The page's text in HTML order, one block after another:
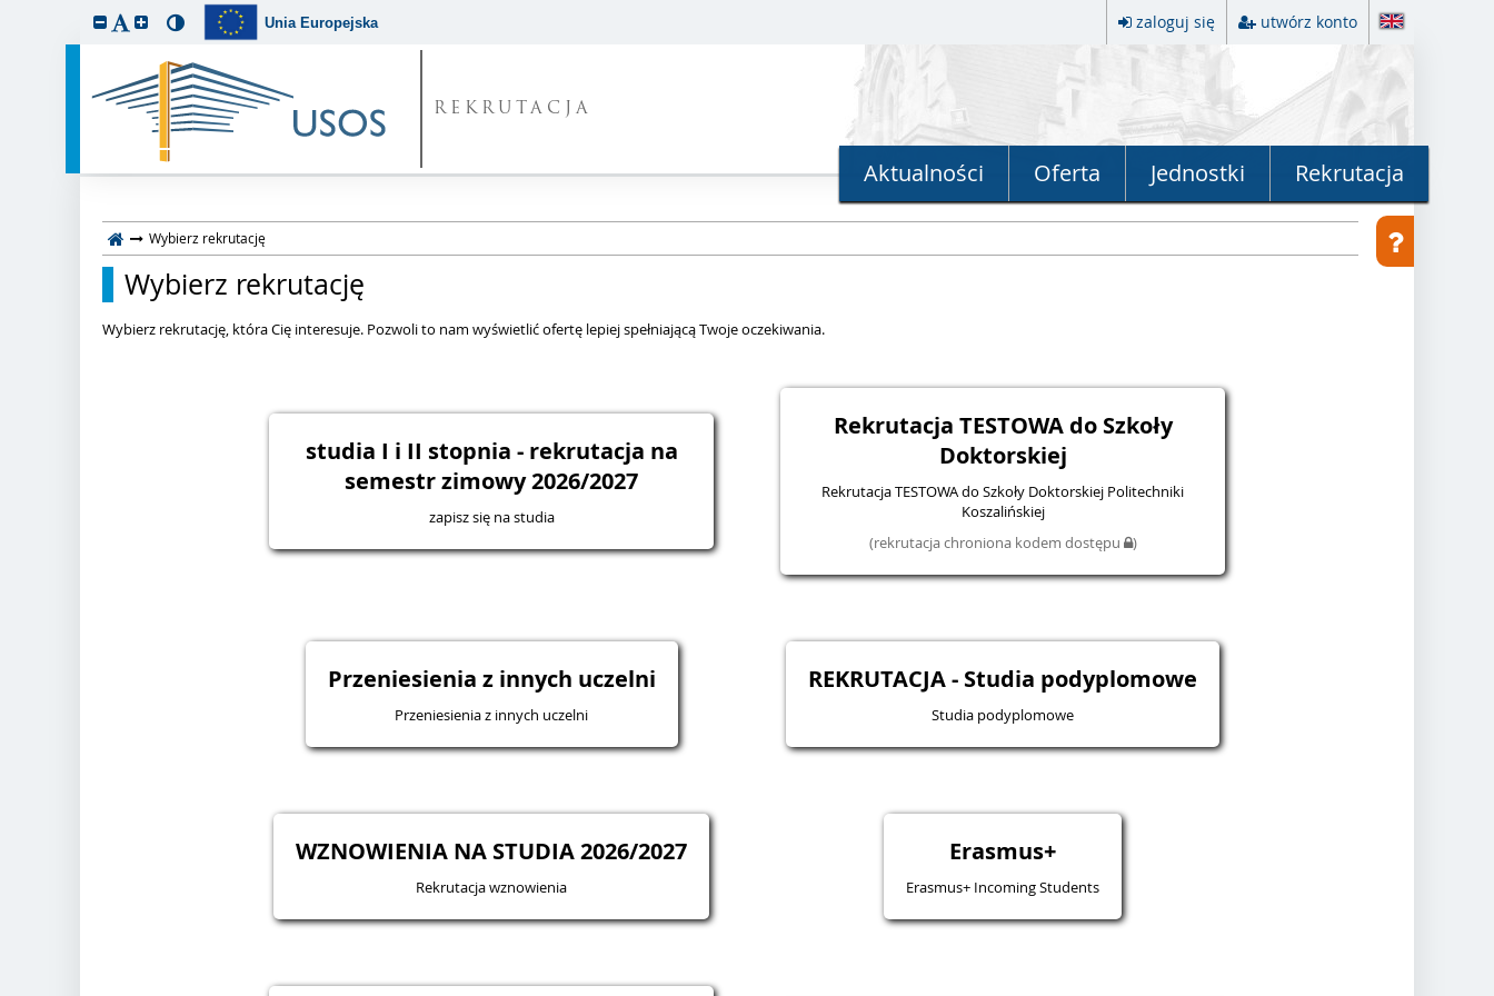
Unia Europejska zaloguj się utwórz konto
REKRUTACJA
Aktualności Oferta Jednostki Rekrutacja
Wybierz rekrutację
Wybierz rekrutację
Wybierz rekrutację, która Cię interesuje. Pozwoli to nam wyświetlić ofertę lepiej spełniającą Twoje oczekiwania.
studia I i II stopnia - rekrutacja na
semestr zimowy 2026/2027
zapisz się na studia
Rekrutacja TESTOWA do Szkoły
Doktorskiej
Rekrutacja TESTOWA do Szkoły Doktorskiej Politechniki
Koszalińskiej
(rekrutacja chroniona kodem dostępu
)
Przeniesienia z innych uczelni
Przeniesienia z innych uczelni
REKRUTACJA - Studia podyplomowe
Studia podyplomowe
WZNOWIENIA NA STUDIA 2026/2027
Rekrutacja wznowienia
Erasmus+
Erasmus+ Incoming Students